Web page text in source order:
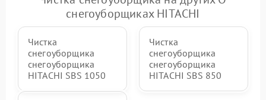
регулировки высоты
снегоуборщиках HITACHI
Чистка
снегоуборщика
снегоуборщика
HITACHI SBS 1050
Чистка
снегоуборщика
снегоуборщика
HITACHI SBS 850